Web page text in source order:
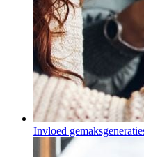
Invloed